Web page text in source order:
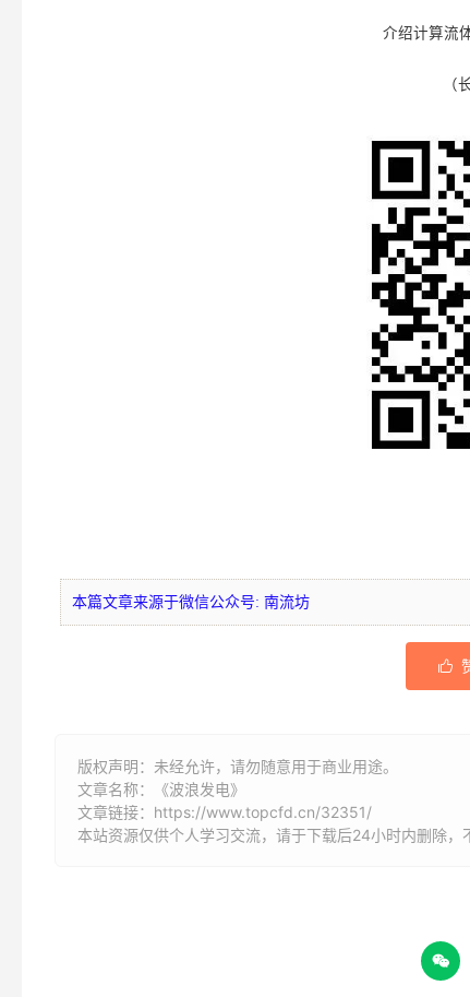
介绍计算流
（
本篇文章来源于微信公众号: 南流坊

版权声明：未经允许，请勿随意用于商业用途。
文章名称：《波浪发电》
文章链接： https://www.topcfd.cn/32351/
本站资源仅供个人学习交流，请于下载后24小时内删除，
